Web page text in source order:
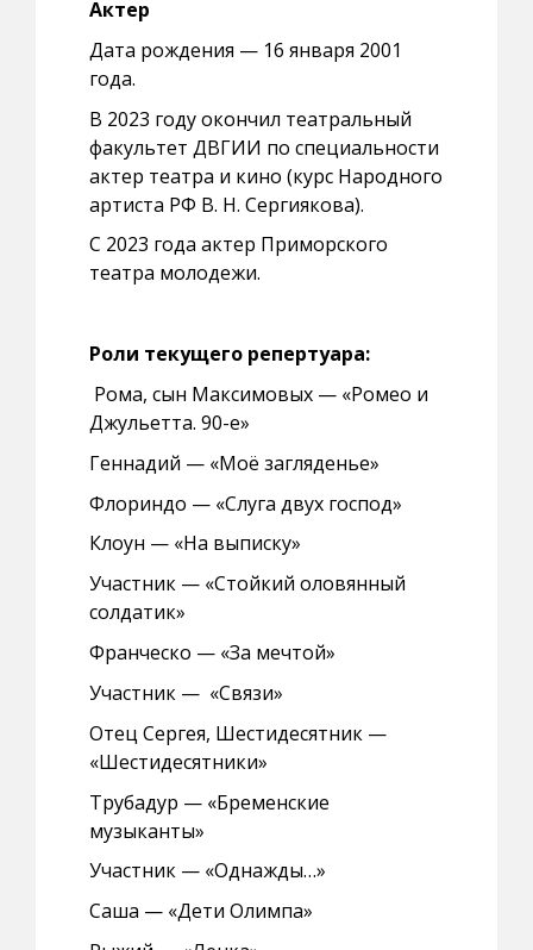
Актер
Дата рождения — 16 января 2001
года.
В 2023 году окончил театральный
факультет ДВГИИ по специальности
актер театра и кино (курс Народного
артиста РФ В. Н. Сергиякова).
С 2023 года актер Приморского
театра молодежи.
Роли текущего репертуара:
Рома, сын Максимовых — «Ромео и
Джульетта. 90-е»
Геннадий — «Моё загляденье»
Флориндо — «Слуга двух господ»
Клоун — «На выписку»
Участник — «Стойкий оловянный
солдатик»
Франческо — «За мечтой»
Участник — «Связи»
Отец Сергея, Шестидесятник —
«Шестидесятники»
Трубадур — «Бременские
музыканты»
Участник — «Однажды…»
Саша — «Дети Олимпа»